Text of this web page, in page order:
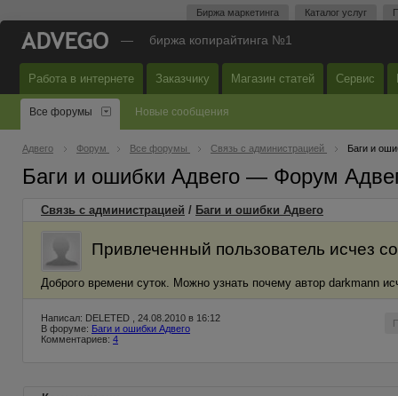
Биржа маркетинга Каталог услуг
— биржа копирайтинга №1
Работа в интернете Заказчику Магазин статей Сервис
Все форумы Новые сообщения
Адвего Форум Все форумы Связь с администрацией Баги и
Баги и ошибки Адвего — Форум
Связь с администрацией / Баги и ошибки Адвего
Привлеченный пользователь исчез
Доброго времени суток. Можно узнать почему автор darkmann
Написал: DELETED , 24.08.2010 в 16:12
В форуме: Баги и ошибки Адвего
Комментариев: 4